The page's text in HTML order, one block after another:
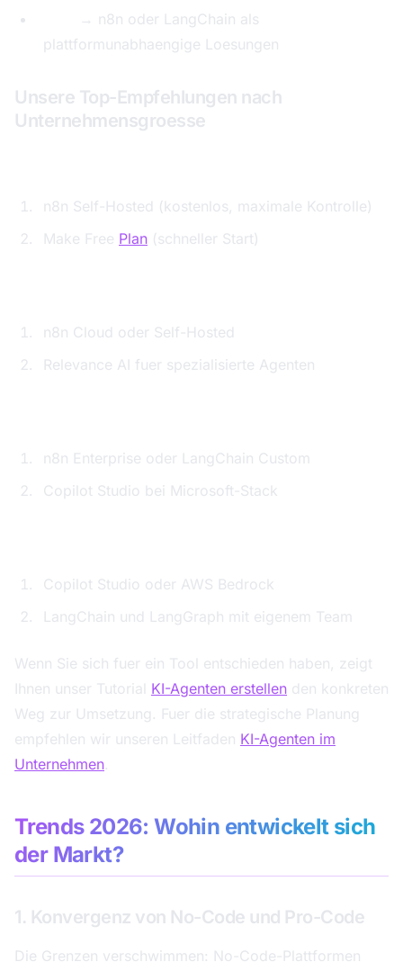
→ n8n oder LangChain als
plattformunabhaengige Loesungen
Unsere Top-Empfehlungen nach
Unternehmensgroesse
n8n Self-Hosted (kostenlos, maximale Kontrolle)
Make Free Plan (schneller Start)
n8n Cloud oder Self-Hosted
Relevance AI fuer spezialisierte Agenten
n8n Enterprise oder LangChain Custom
Copilot Studio bei Microsoft-Stack
Copilot Studio oder AWS Bedrock
LangChain und LangGraph mit eigenem Team
Wenn Sie sich fuer ein Tool entschieden haben, zeigt
Ihnen unser Tutorial KI-Agenten erstellen den konkreten
Weg zur Umsetzung. Fuer die strategische Planung
empfehlen wir unseren Leitfaden KI-Agenten im
Unternehmen.
Trends 2026: Wohin entwickelt sich
der Markt?
1. Konvergenz von No-Code und Pro-Code
Die Grenzen verschwimmen: No-Code-Plattformen